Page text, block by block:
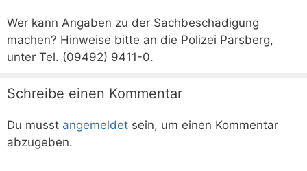
Wer kann Angaben zu der Sachbeschädigung
machen? Hinweise bitte an die Polizei Parsberg,
unter Tel. (09492) 9411-0.
Schreibe einen Kommentar
Du musst angemeldet sein, um einen Kommentar
abzugeben.